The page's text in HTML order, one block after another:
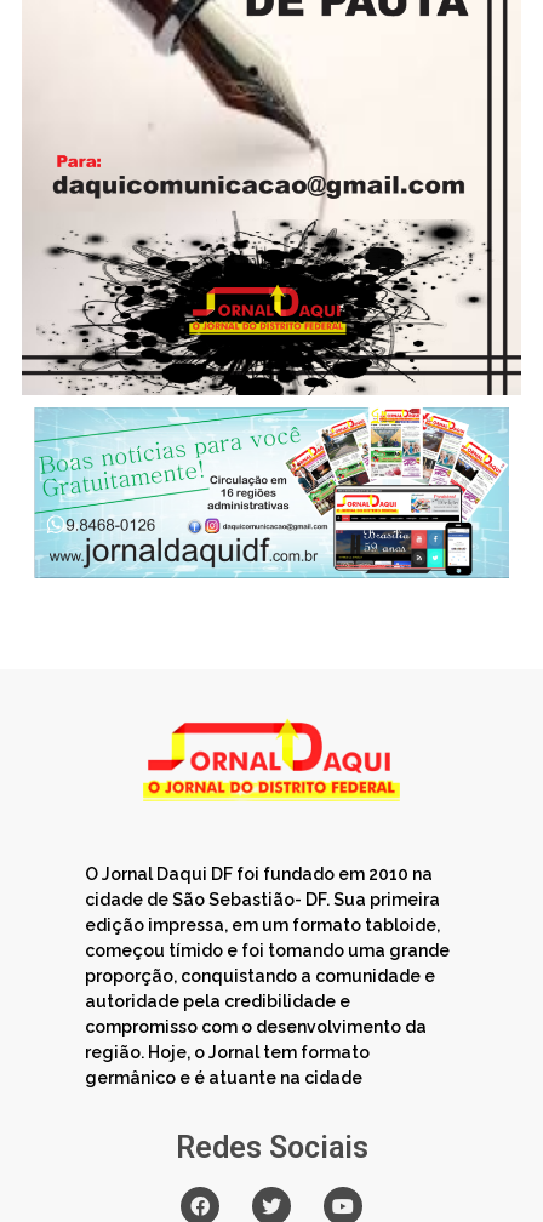
O Jornal Daqui DF foi fundado em 2010 na
cidade de São Sebastião- DF. Sua primeira
edição impressa, em um formato tabloide,
começou tímido e foi tomando uma grande
proporção, conquistando a comunidade e
autoridade pela credibilidade e
compromisso com o desenvolvimento da
região. Hoje, o Jornal tem formato
germânico e é atuante na cidade
Redes Sociais